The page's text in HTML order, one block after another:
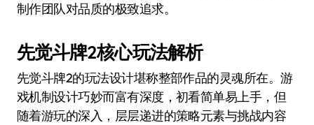
制作团队对品质的极致追求。
先觉斗牌2核心玩法解析
先觉斗牌2的玩法设计堪称整部作品的灵魂所在。游
戏机制设计巧妙而富有深度，初看简单易上手，但
随着游玩的深入，层层递进的策略元素与挑战内容